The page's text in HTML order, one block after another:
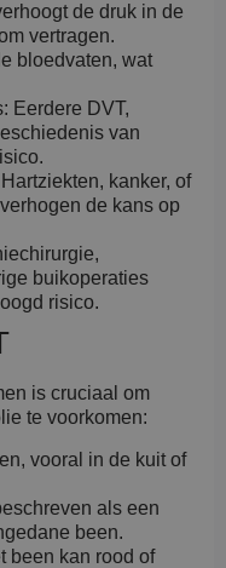
de druk in de
vertragen.
bloedvaten, wat
Eerdere DVT,
van
kanker, of
de kans op
buikoperaties
risico.
is cruciaal om
te voorkomen:
vooral in de kuit of
als een
been.
been kan rood of